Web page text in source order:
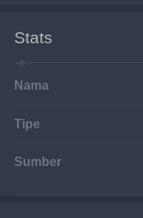
Stats
Nama
Tipe
Sumber